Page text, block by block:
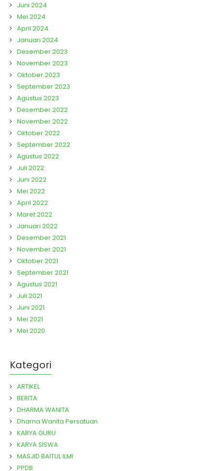
Juni 2024
Mei 2024
April 2024
Januari 2024
Desember 2023
November 2023
Oktober 2023
September 2023
Agustus 2023
Desember 2022
November 2022
Oktober 2022
September 2022
Agustus 2022
Juli 2022
Juni 2022
Mei 2022
April 2022
Maret 2022
Januari 2022
Desember 2021
November 2021
Oktober 2021
September 2021
Agustus 2021
Juli 2021
Juni 2021
Mei 2021
Mei 2020
Kategori
ARTIKEL
BERITA
DHARMA WANITA
Dharna Wanita Persatuan
KARYA GURU
KARYA SISWA
MASJID BAITUL ILMI
PPDB